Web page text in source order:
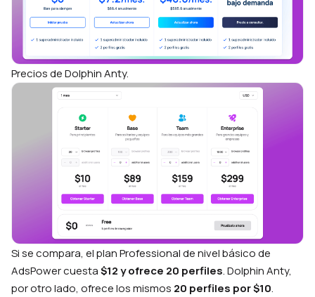
Precios de Dolphin Anty.
Si se compara, el plan Professional de nivel básico de
AdsPower cuesta$12 y ofrece 20 perfiles. Dolphin Anty,
por otro lado, ofrece los mismos 20 perfiles por $10.